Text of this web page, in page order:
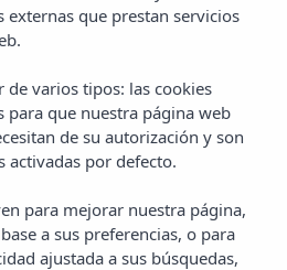
externas que prestan servicios
de varios tipos: las cookies
para que nuestra página web
de su autorización y son
activadas por defecto.
para mejorar nuestra página,
a sus preferencias, o para
ajustada a sus búsquedas,